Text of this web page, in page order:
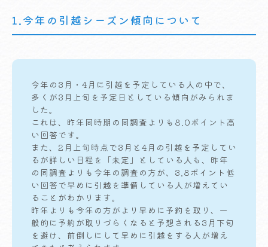
1.今年の引越シーズン傾向について
今年の3月・4月に引越を予定している人の中で、
多くが3月上旬を予定日としている傾向がみられま
した。
これは、昨年同時期の同調査よりも8.0ポイント高
い回答です。
また、2月上旬時点で3月と4月の引越を予定してい
るが詳しい日程を「未定」としている人も、昨年
の同調査よりも今年の調査の方が、3.8ポイント低
い回答で早めに引越を準備している人が増えてい
ることがわかります。
昨年よりも今年の方がより早めに予約を取り、一
般的に予約が取りづらくなると予想される3月下旬
を避け、前倒しにして早めに引越をする人が増え